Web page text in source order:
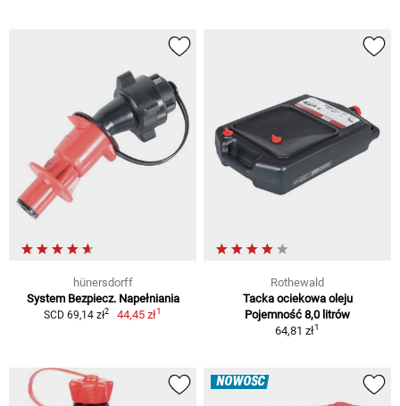
hünersdorff
System Bezpiecz. Napełniania
SCD 69,14 zł2 44,45 zł1
Rothewald
Tacka ociekowa oleju
Pojemność 8,0 litrów
64,81 zł1
NOWOŚĆ